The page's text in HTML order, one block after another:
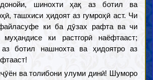
шинохти ҳақ аз ботил ва
ташхиси ҳидоят аз гумроҳӣ аст. Чи
ки ба дӯзах рафта ва чи
ки растгорӣ наёфтааст;
аз ботил нашнохта ва ҳидоятро аз
ва толибони улуми динӣ! Шуморо